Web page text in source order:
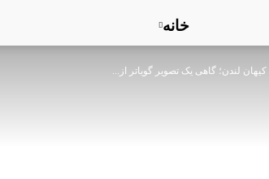
خانه
لندن؛ گاهی یک تصویر گویاتر از...